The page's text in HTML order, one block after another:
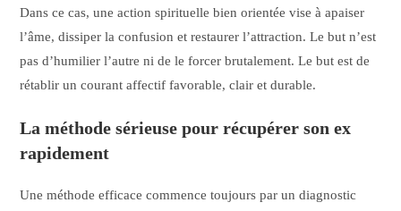
Dans ce cas, une action spirituelle bien orientée vise à apaiser
l’âme, dissiper la confusion et restaurer l’attraction. Le but n’est
pas d’humilier l’autre ni de le forcer brutalement. Le but est de
rétablir un courant affectif favorable, clair et durable.
La méthode sérieuse pour récupérer son ex
rapidement
Une méthode efficace commence toujours par un diagnostic